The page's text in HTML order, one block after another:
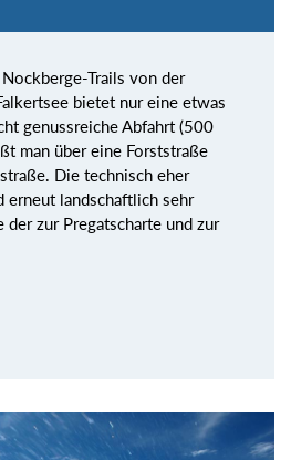
Trails von der
bietet nur eine etwas
genussreiche Abfahrt (500
man über eine Forststraße
Die technisch eher
erneut landschaftlich sehr
zur Pregatscharte und zur